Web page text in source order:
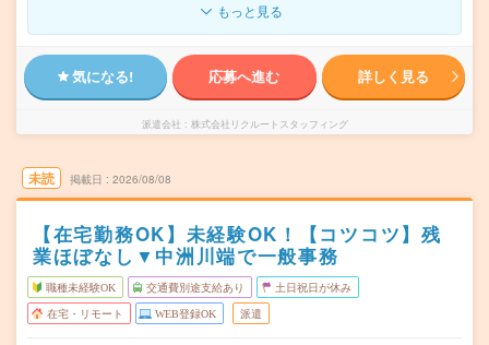
もっと見る
気になる! 応募へ進む 詳しく見る
派遣会社 株式会社リクルートスタッフィング
未読 掲載日 2026/08/08
【在宅勤務OK】未経験OK！【コツコツ】残
業ほぼなし▼中洲川端で一般事務
職種未経験OK 交通費別途支給あり 土日祝日が休み
在宅・リモート WEB登録OK 派遣